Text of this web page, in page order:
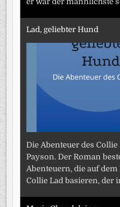
Lad, geliebter Hund
Die Abenteuer des
Payson. Der Roman
Abenteuern, die auf
Collie Lad basieren, der